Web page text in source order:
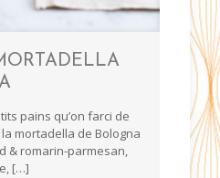
pains qu’on farci de
mortadella de Bologna
& romarin-parmesan,
[…]